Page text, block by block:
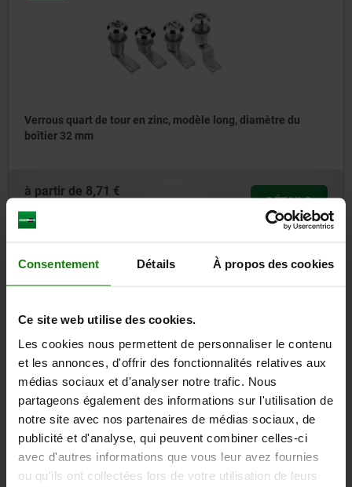
Consentement Détails À propos des cookies
Ce site web utilise des cookies.
Les cookies nous permettent de personnaliser le contenu
et les annonces, d'offrir des fonctionnalités relatives aux
médias sociaux et d'analyser notre trafic. Nous
partageons également des informations sur l'utilisation de
notre site avec nos partenaires de médias sociaux, de
publicité et d'analyse, qui peuvent combiner celles-ci
avec d'autres informations que vous leur avez fournies
ou qu'ils ont collectées lors de votre utilisation de leurs
Verrous quart de tour en zinc, modèle long, diamètre du
boîtier 32 mm
à partir de 8,71 €
hors frais d’envoi
DÉTAILS
Verrous quart de tour à actionnement par manette, diamètre
du boîtier 30,5 mm
à partir de 15,30 €